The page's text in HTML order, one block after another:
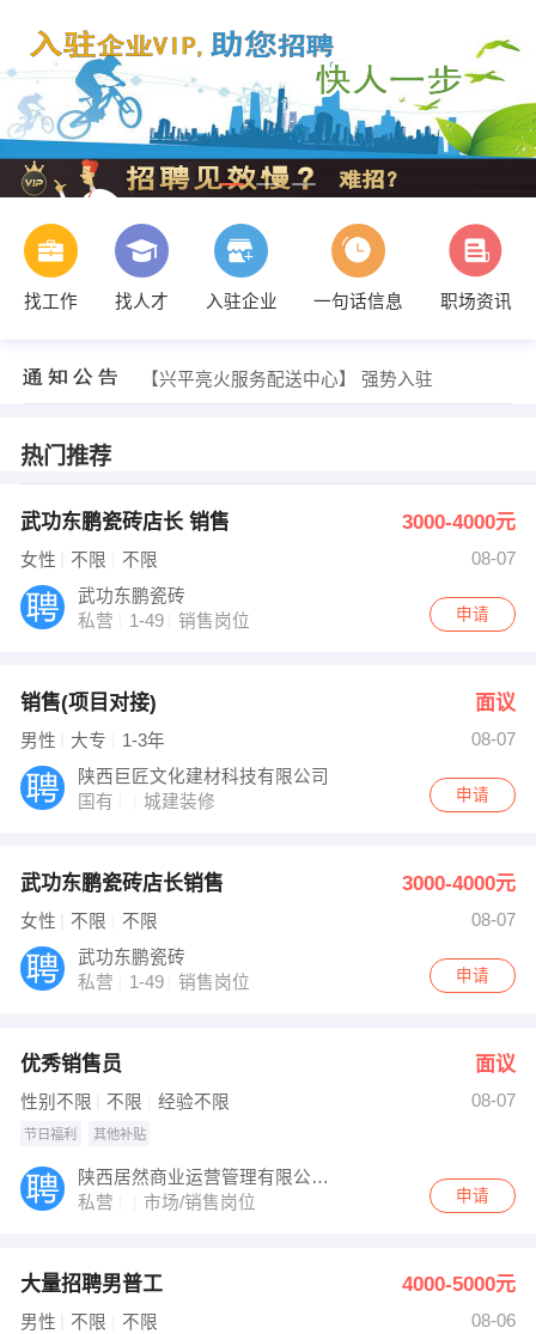
找工作 找人才 入驻企业 一句话信息 职场资讯
发布 [大量招聘男普工 ] 招聘信息
【陕西山澜合创消防安全技术有限公司】 强势入驻
【西安唐铁机械有限公司】 强势入驻
【兴平亮火服务配送中心】 强势入驻
【陕西山澜合创消防安全技术有限公司】 强势入驻
热门推荐
武功东鹏瓷砖店长 销售 3000-4000元
女性 不限 不限
08-07
武功东鹏瓷砖
私营
1-49 销售岗位 申请
销售(项目对接) 面议
男性 大专 1-3年
08-07
陕西巨匠文化建材科技有限公司
国有
城建装修 申请
武功东鹏瓷砖店长销售 3000-4000元
女性 不限 不限
08-07
武功东鹏瓷砖
私营
1-49 销售岗位 申请
优秀销售员 面议
性别不限 不限 经验不限 08-07
节日福利 其他补贴
陕西居然商业运营管理有限公司杨凌分公司
私营
市场/销售岗位 申请
大量招聘男普工 4000-5000元
男性 不限 不限 08-06